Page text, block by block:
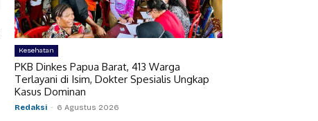
Kesehatan
PKB Dinkes Papua Barat, 413 Warga
Terlayani di Isim, Dokter Spesialis Ungkap
Kasus Dominan
Redaksi - 6 Agustus 2026